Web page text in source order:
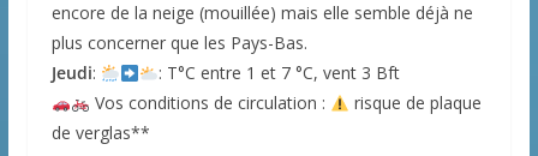
encore de la neige (mouillée) mais elle semble déjà ne
plus concerner que les Pays-Bas.
Jeudi:
: T°C entre 1 et 7 °C, vent 3 Bft
Vos conditions de circulation :
risque de plaque
de verglas**